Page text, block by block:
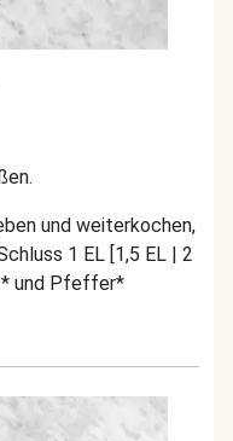
und weiterkochen,
1 EL [1,5 EL | 2
und Pfeffer*